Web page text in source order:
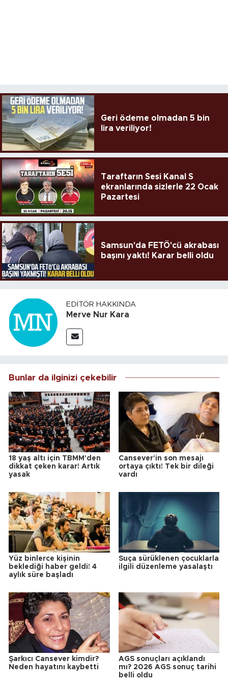
Geri ödeme olmadan 5 bin
lira veriliyor!
Taraftarın Sesi Kanal S
ekranlarında sizlerle 22 Ocak
Pazartesi
Samsun'da FETÖ'cü akrabası
başını yaktı! Karar belli oldu
EDITÖR HAKKINDA
Merve Nur Kara
Bunlar da ilginizi çekebilir
18 yaş altı için TBMM'den
dikkat çeken karar! Artık
yasak
Cansever'in son mesajı
ortaya çıktı! Tek bir dileği
vardı
Yüz binlerce kişinin
beklediği haber geldi! 4
aylık süre başladı
Suça sürüklenen çocuklarla
ilgili düzenleme yasalaştı
Şarkıcı Cansever kimdir?
Neden hayatını kaybetti
AGS sonuçları açıklandı
mı? 2026 AGS sonuç tarihi
belli oldu